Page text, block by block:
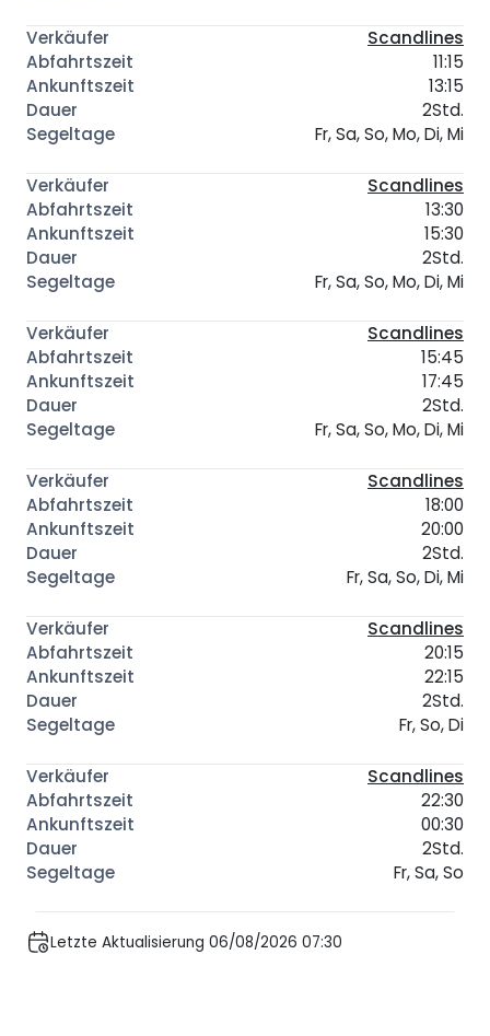
Scandlines
11:15
13:15
2Std.
Fr, Sa, So, Mo, Di, Mi
Scandlines
13:30
15:30
2Std.
Fr, Sa, So, Mo, Di, Mi
Scandlines
15:45
17:45
2Std.
Fr, Sa, So, Mo, Di, Mi
Scandlines
18:00
20:00
2Std.
Fr, Sa, So, Di, Mi
Scandlines
20:15
22:15
2Std.
Fr, So, Di
Scandlines
22:30
00:30
2Std.
Fr, Sa, So
Letzte Aktualisierung 06/08/2026 07:30